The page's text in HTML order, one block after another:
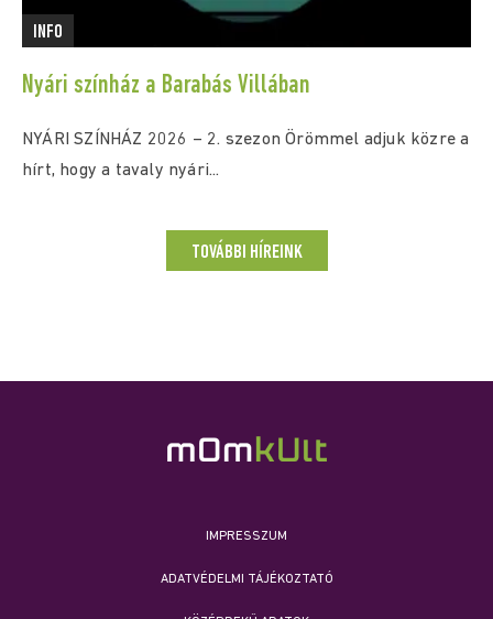
INFO
Nyári színház a Barabás Villában
NYÁRI SZÍNHÁZ 2026 – 2. szezon Örömmel adjuk közre a
hírt, hogy a tavaly nyári...
TOVÁBBI HÍREINK
IMPRESSZUM
ADATVÉDELMI TÁJÉKOZTATÓ